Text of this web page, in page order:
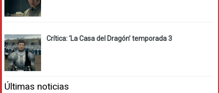
Crítica: ‘La Casa del Dragón’ temporada 3
Últimas noticias